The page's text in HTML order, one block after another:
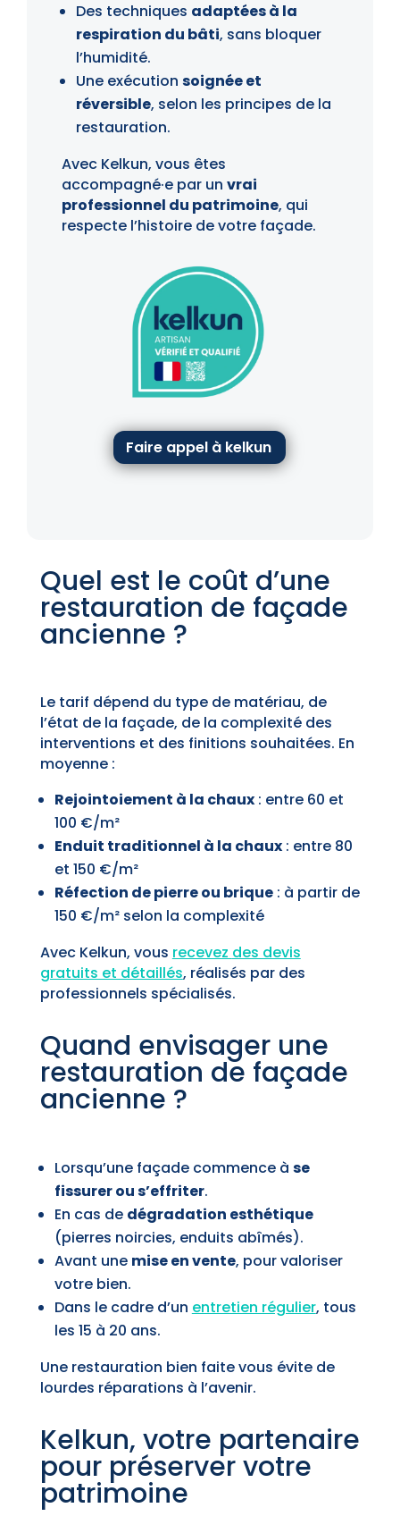
Des techniques adaptées à la
respiration du bâti, sans bloquer
l’humidité.
Une exécution soignée et
réversible, selon les principes de la
restauration.
Avec Kelkun, vous êtes
accompagné·e par un vrai
professionnel du patrimoine, qui
respecte l’histoire de votre façade.
Faire appel à kelkun
Quel est le coût d’une
restauration de façade
ancienne ?
Le tarif dépend du type de matériau, de
l’état de la façade, de la complexité des
interventions et des finitions souhaitées. En
moyenne :
Rejointoiement à la chaux: entre 60 et
100 €/m²
Enduit traditionnel à la chaux: entre 80
et 150 €/m²
Réfection de pierre ou brique: à partir de
150 €/m² selon la complexité
Avec Kelkun, vous recevez des devis
gratuits et détaillés, réalisés par des
professionnels spécialisés.
Quand envisager une
restauration de façade
ancienne ?
Lorsqu’une façade commence à se
fissurer ou s’effriter.
En cas de dégradation esthétique
(pierres noircies, enduits abîmés).
Avant une mise en vente, pour valoriser
votre bien.
Dans le cadre d’un entretien régulier, tous
les 15 à 20 ans.
Une restauration bien faite vous évite de
lourdes réparations à l’avenir.
Kelkun, votre partenaire
pour préserver votre
patrimoine